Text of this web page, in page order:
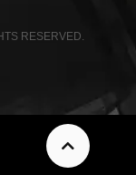
RESERVED.